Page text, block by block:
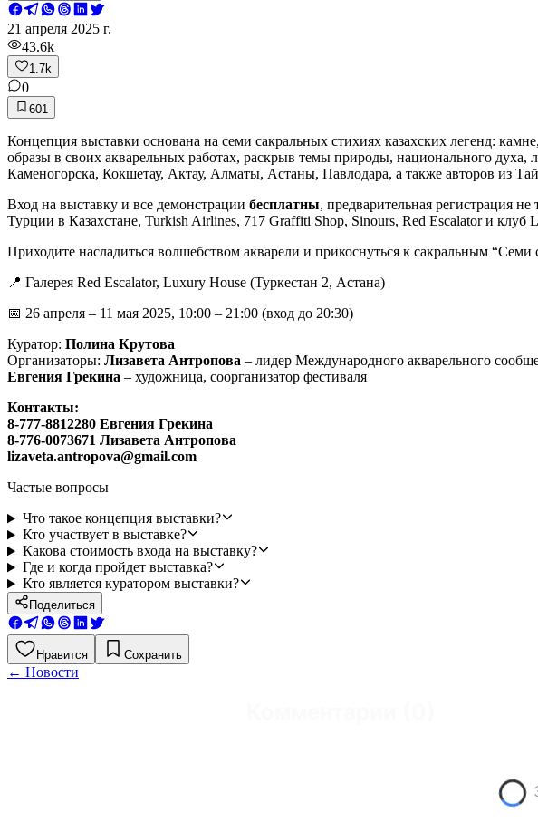
21 апреля 2025 г.
43.6k
1.7k
0
601
Концепция выставки основана на семи сакральных стихиях казахских легенд:
образы в своих акварельных работах, раскрыв темы природы, национального
Каменогорска, Кокшетау, Актау, Алматы, Астаны, Павлодара, а также авторов из
Вход на выставку и все демонстрации бесплатны, предварительная регистрация
Турции в Казахстане, Turkish Airlines, 717 Graffiti Shop, Sinours, Red Escalator и клуб
Приходите насладиться волшебством акварели и прикоснуться к сакральным “Семи
📍 Галерея Red Escalator, Luxury House (Туркестан 2, Астана)
📅 26 апреля – 11 мая 2025, 10:00 – 21:00 (вход до 20:30)
Куратор: Полина Крутова
Организаторы: Лизавета Антропова – лидер Международного акварельного
Евгения Грекина – художница, соорганизатор фестиваля
Контакты:
8-777-8812280 Евгения Грекина
8-776-0073671 Лизавета Антропова
lizaveta.antropova@gmail.com
Частые вопросы
Что такое концепция выставки?
Кто участвует в выставке?
Какова стоимость входа на выставку?
Где и когда пройдет выставка?
Кто является куратором выставки?
Поделиться
Нравится Сохранить
← Новости